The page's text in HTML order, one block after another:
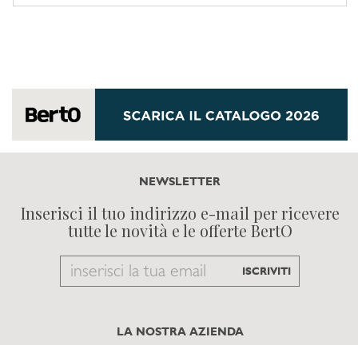
NEWSLETTER
Inserisci il tuo indirizzo e-mail per ricevere
tutte le novità e le offerte BertO
Email
subscribe
ISCRIVITI
LA NOSTRA AZIENDA